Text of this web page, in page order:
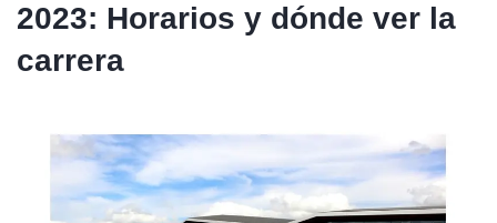
2023: Horarios y dónde ver la
carrera